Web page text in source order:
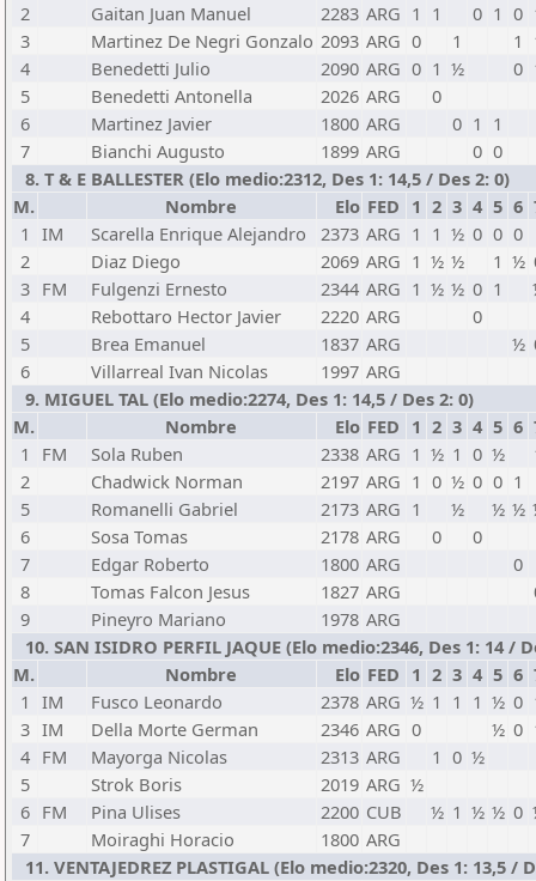
2
Gaitan Juan Manuel 2283 ARG 1 1 0 1 0
3
Martinez De Negri Gonzalo 2093 ARG 0 1 1
4
Benedetti Julio 2090 ARG 0 1 ½ 0
5
Benedetti Antonella 2026 ARG
0
6
Martinez Javier 1800 ARG 0 1 1
7
Bianchi Augusto 1899 ARG 0 0
8. T & E BALLESTER (Elo medio:2312, Des 1: 14,5 / Des 2: 0)
M.
Nombre Elo FED 1 2 3 4 5 6
1 IM Scarella Enrique Alejandro 2373 ARG 1 1 ½ 0 0 0
2
Diaz Diego 2069 ARG 1 ½ ½ 1 ½
3 FM Fulgenzi Ernesto 2344 ARG 1 ½ ½ 0 1
4
Rebottaro Hector Javier 2220 ARG
0
5
Brea Emanuel 1837 ARG ½
6
Villarreal Ivan Nicolas 1997 ARG
9. MIGUEL TAL (Elo medio:2274, Des 1: 14,5 / Des 2: 0)
M.
Nombre Elo FED 1 2 3 4 5 6
1
FM Sola Ruben 2338 ARG 1 ½ 1 0 ½
2
Chadwick Norman 2197 ARG 1 0 ½ 0 0 1
5
Romanelli Gabriel 2173 ARG 1 ½ ½ ½
6
Sosa Tomas 2178 ARG 0
0
7
Edgar Roberto 1800 ARG
0
8
Tomas Falcon Jesus 1827 ARG
9
Pineyro Mariano 1978 ARG
10. SAN ISIDRO PERFIL JAQUE (Elo medio:2346, Des 1: 14 /
M.
Nombre Elo FED 1 2 3 4 5 6
1 IM Fusco Leonardo 2378 ARG ½ 1 1 1 ½ 0
3 IM Della Morte German 2346 ARG 0 ½ 0
4 FM Mayorga Nicolas 2313 ARG 1 0 ½
5
Strok Boris 2019 ARG ½
6 FM Pina Ulises 2200 CUB ½ 1 ½ ½ 0
7
Moiraghi Horacio 1800 ARG
11. VENTAJEDREZ PLASTIGAL (Elo medio:2320, Des 1: 13,5 /